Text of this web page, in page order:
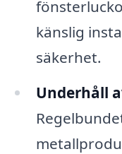
känslig
säkerhet.
Underhåll